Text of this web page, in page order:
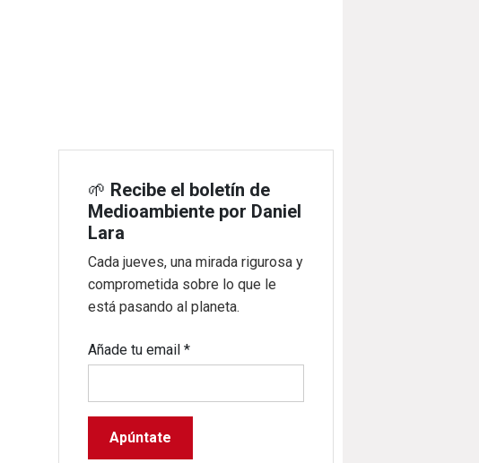
🌱 Recibe el boletín de
Medioambiente por Daniel
Lara
Cada jueves, una mirada rigurosa y
comprometida sobre lo que le
está pasando al planeta.
Añade tu email*